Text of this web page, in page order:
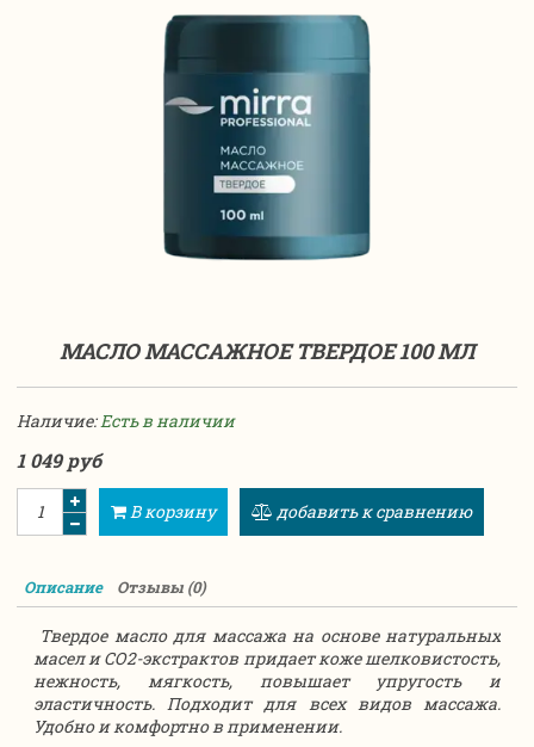
МАСЛО МАССАЖНОЕ ТВЕРДОЕ 100 МЛ
Наличие: Есть в наличии
1 049 руб
В корзину добавить к сравнению
Описание Отзывы (0)
Твердое масло для массажа на основе натуральных
масел и СО2-экстрактов придает коже шелковистость,
нежность, мягкость, повышает упругость и
эластичность. Подходит для всех видов массажа.
Удобно и комфортно в применении.